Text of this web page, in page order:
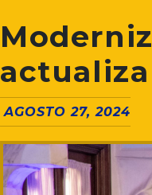
actualiza
AGOSTO 27, 2024